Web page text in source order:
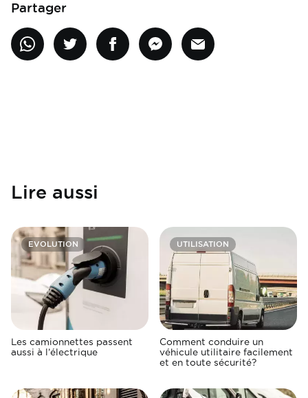
Partager
Lire aussi
EVOLUTION
Les camionnettes passent
aussi à l’électrique
UTILISATION
Comment conduire un
véhicule utilitaire facilement
et en toute sécurité?